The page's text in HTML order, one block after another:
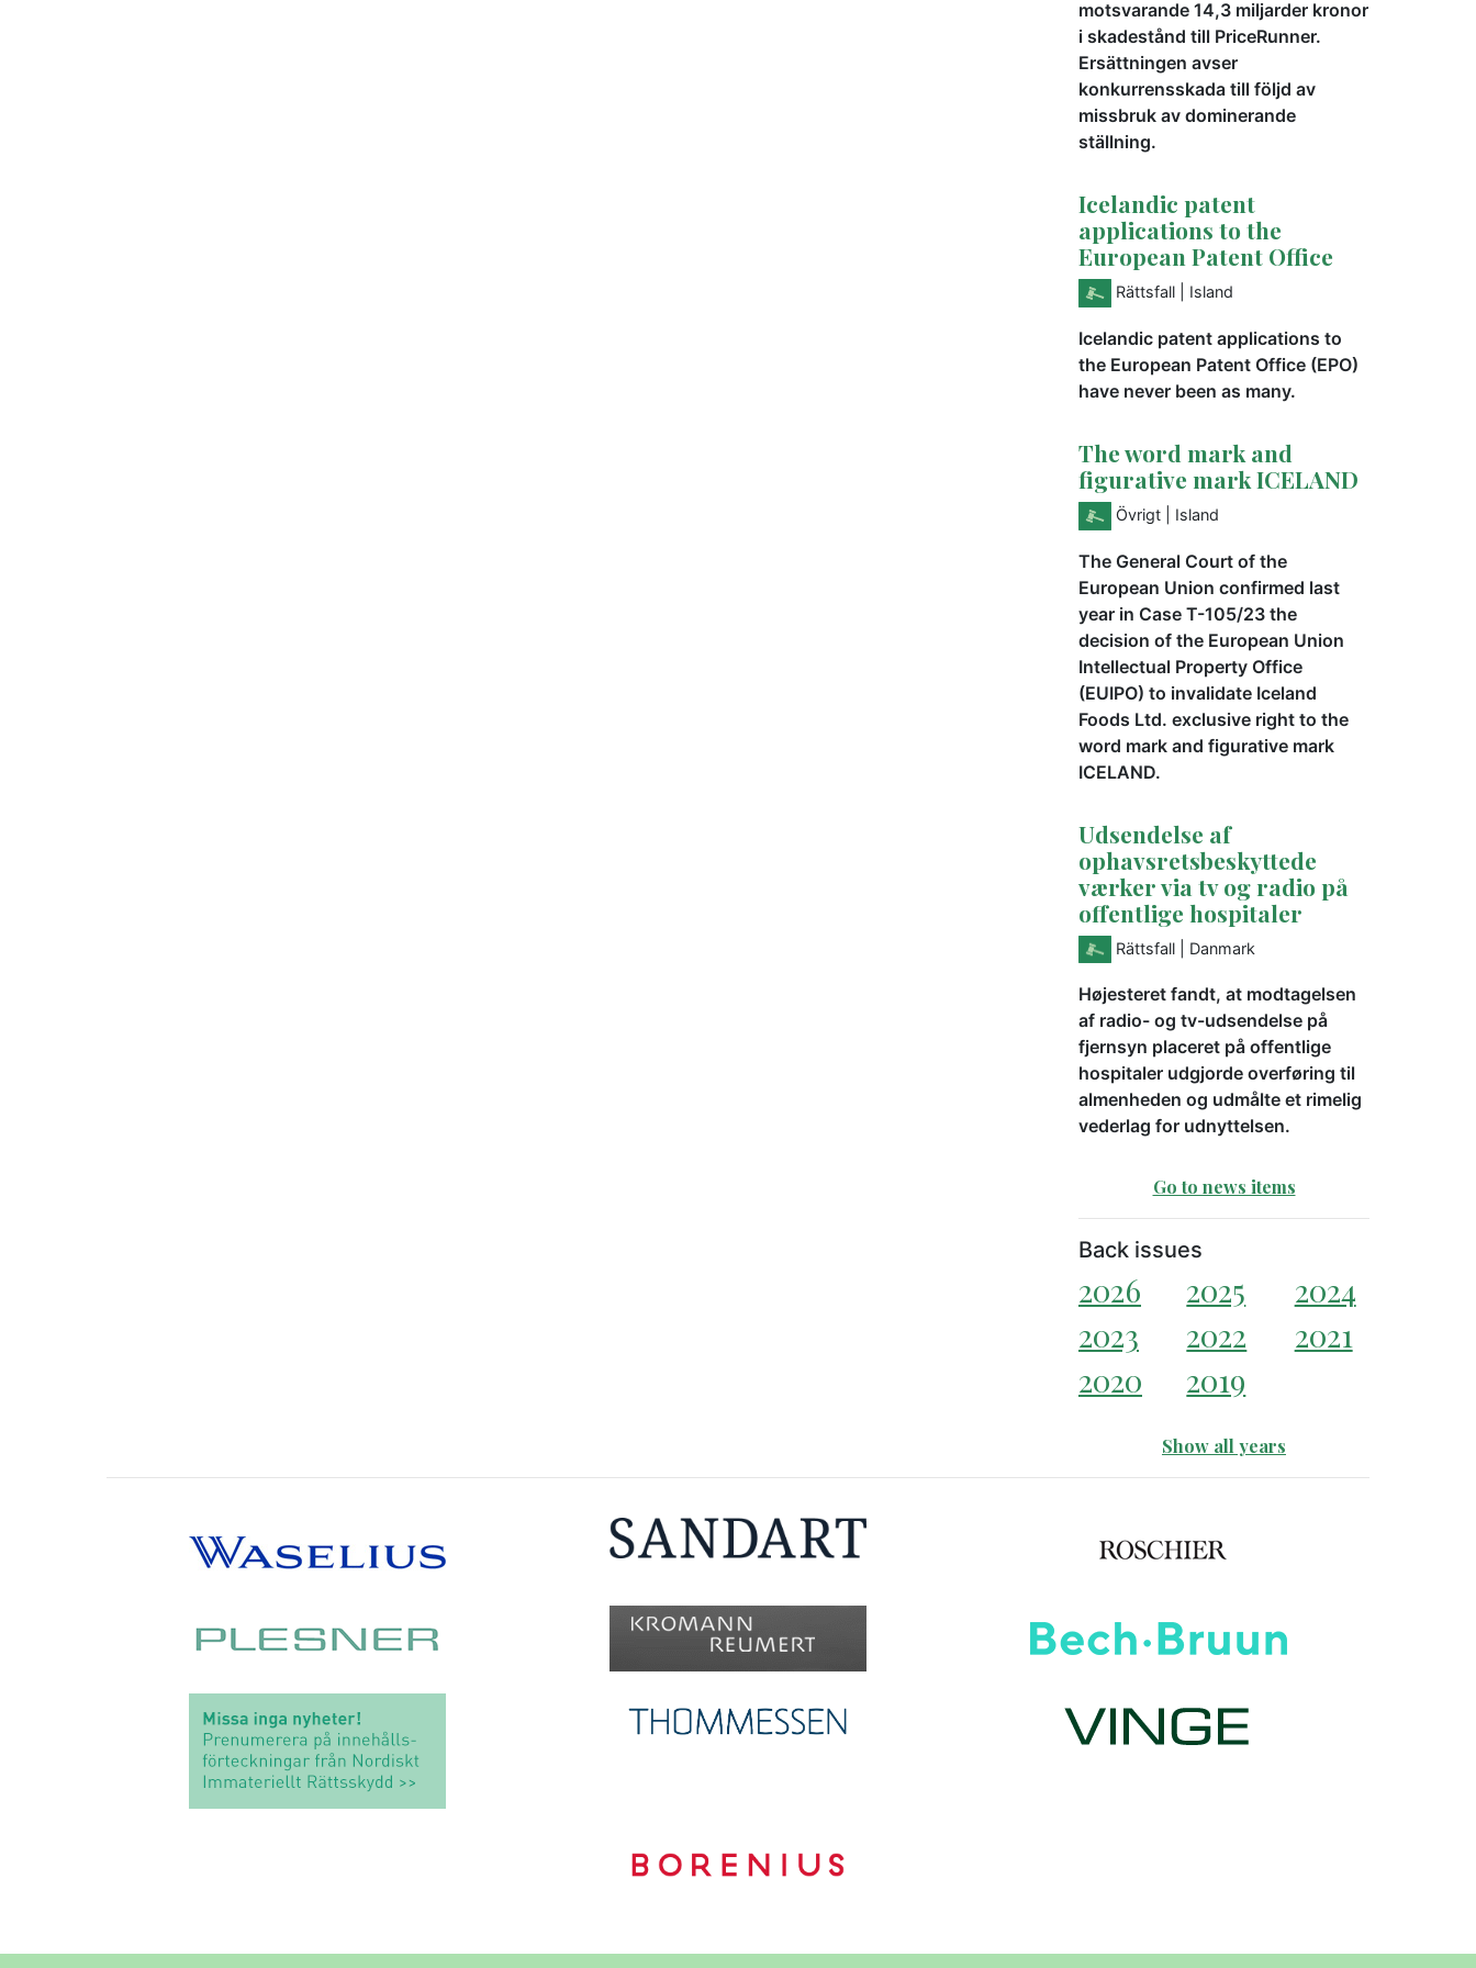
motsvarande 14,3 miljarder kronor
i skadestånd till PriceRunner.
Ersättningen avser
konkurrensskada till följd av
missbruk av dominerande
ställning.
Icelandic patent
applications to the
European Patent Office
Rättsfall | Island
Icelandic patent applications to
the European Patent Office (EPO)
have never been as many.
The word mark and
figurative mark ICELAND
Övrigt | Island
The General Court of the
European Union confirmed last
year in Case T-105/23 the
decision of the European Union
Intellectual Property Office
(EUIPO) to invalidate Iceland
Foods Ltd. exclusive right to the
word mark and figurative mark
ICELAND.
Udsendelse af
ophavsretsbeskyttede
værker via tv og radio på
offentlige hospitaler
Rättsfall | Danmark
Højesteret fandt, at modtagelsen
af radio- og tv-udsendelse på
fjernsyn placeret på offentlige
hospitaler udgjorde overføring til
almenheden og udmålte et rimelig
vederlag for udnyttelsen.
Go to news items
Back issues
2026 2025
2024
2023
2022
2021
2020
2019
Show all years